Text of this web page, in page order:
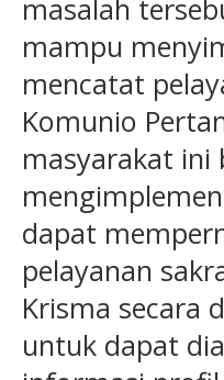
masalah
mampu
mencatat
Komunio
masyarakat ini
dapat
pelayanan
Krisma secara
untuk dapat